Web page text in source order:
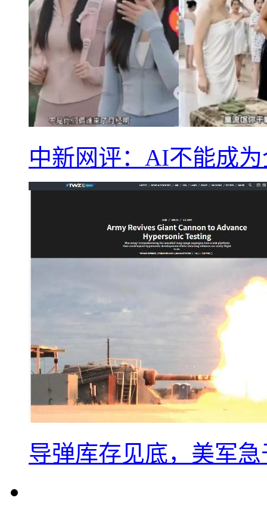
中新网评：AI不能成
导弹库存见底，美军